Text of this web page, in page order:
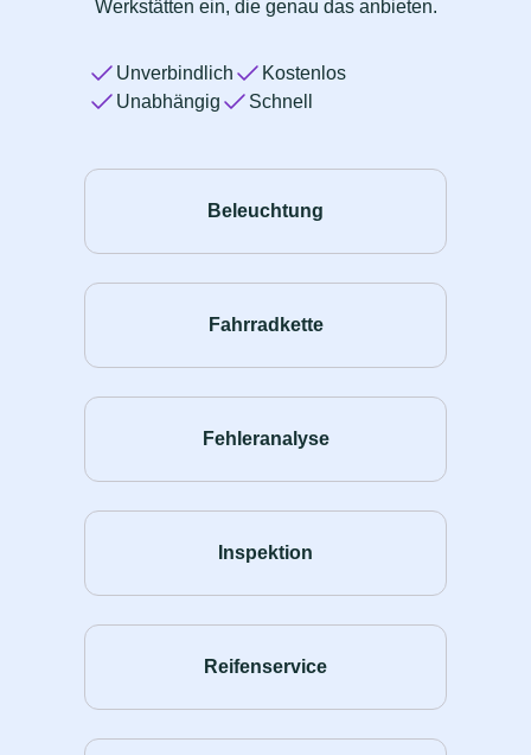
Werkstätten ein, die genau das anbieten.
Unverbindlich
Kostenlos
Unabhängig
Schnell
Beleuchtung
Fahrradkette
Fehleranalyse
Inspektion
Reifenservice